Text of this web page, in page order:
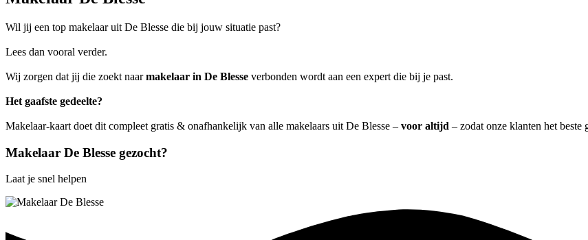
Wil jij een top makelaar uit De Blesse die bij jouw situatie past?
Lees dan vooral verder.
Wij zorgen dat jij die zoekt naarmakelaar in De Blesse verbonden wordt aan een expert die bij je past.
Het gaafste gedeelte?
Makelaar-kaart doet dit compleet gratis & onafhankelijk van alle makelaars uit De Blesse – voor altijd – zodat onze klanten het
Makelaar De Blesse gezocht?
Laat je snel helpen